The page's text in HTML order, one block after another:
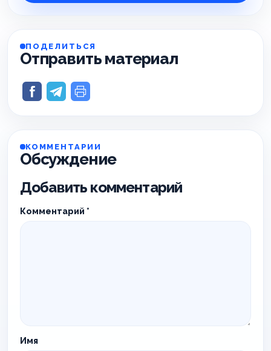
ПОДЕЛИТЬСЯ
Отправить материал
КОММЕНТАРИИ
Обсуждение
Добавить комментарий
Комментарий *
Имя